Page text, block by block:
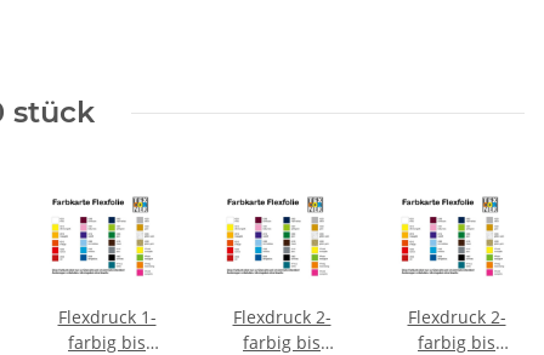
stück
Flexdruck 1-
farbig bis
Flexdruck 2-
farbig bis
Flexdruck 2-
farbig bis